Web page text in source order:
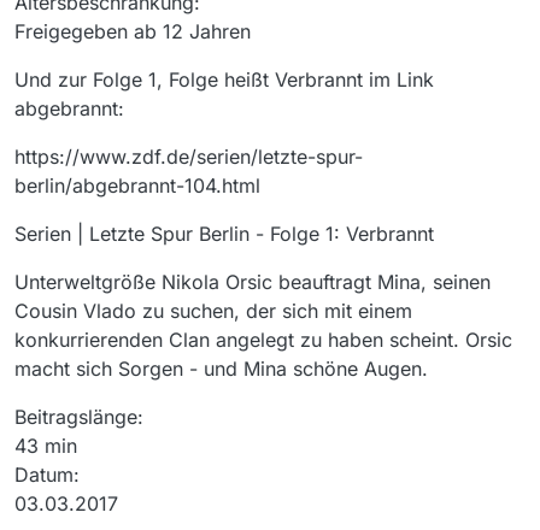
Freigegeben ab 12 Jahren
Und zur Folge 1, Folge heißt Verbrannt im Link
abgebrannt:
https://www.zdf.de/serien/letzte-spur-
berlin/abgebrannt-104.html
Serien | Letzte Spur Berlin - Folge 1: Verbrannt
Unterweltgröße Nikola Orsic beauftragt Mina, seinen
Cousin Vlado zu suchen, der sich mit einem
konkurrierenden Clan angelegt zu haben scheint. Orsic
macht sich Sorgen - und Mina schöne Augen.
Beitragslänge:
43 min
Datum:
03.03.2017